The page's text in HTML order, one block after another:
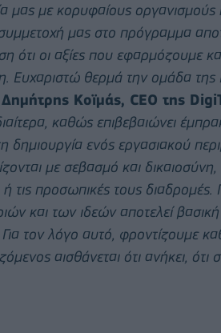
μας με κορυφαίους
μας στο πρόγραμμα
ότι οι αξίες που εφαρμόζουμε
Ευχαριστώ θερμά την ομάδα της
Δημήτρης Κοϊμάς, CEO της
καθώς επιβεβαιώνει
δημιουργία ενός εργασιακού
με σεβασμό και
τις προσωπικές τους διαδρομές.
και των ιδεών αποτελεί
τον λόγο αυτό, φροντίζουμε
αισθάνεται ότι ανήκει, ότι